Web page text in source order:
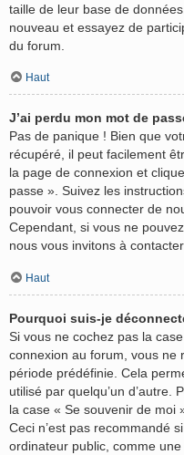
taille de leur base de
nouveau et essayez de
du forum.
Haut
J’ai perdu mon mot de
Pas de panique ! Bien que
récupéré, il peut facilement
la page de connexion et
passe ». Suivez les
pouvoir vous connecter de
Cependant, si vous ne
nous vous invitons à
Haut
Pourquoi suis-je
Si vous ne cochez pas la
connexion au forum, vous ne
période prédéfinie. Cela
utilisé par quelqu’un d’autre.
la case « Se souvenir de moi
Ceci n’est pas recommandé
ordinateur public, comme